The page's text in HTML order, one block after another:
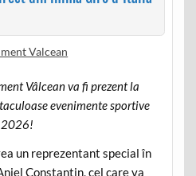
Valcean
Vâlcean va fi prezent la
evenimente sportive
2026!
un reprezentant special în
Constantin, cel care va